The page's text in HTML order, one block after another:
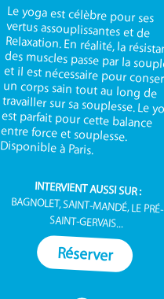
Le yoga est célèbre pour ses
vertus assouplissantes et de
Relaxation. En réalité, la résistance
des muscles passe par la souplesse
et il est nécessaire pour conserver
un corps sain tout au long de
travailler sur sa souplesse. Le yoga
est parfait pour cette balance
entre force et souplesse.
Disponible à Paris.
INTERVIENT AUSSI SUR :
BAGNOLET, SAINT-MANDÉ, LE PRÉ-
SAINT-GERVAIS...
Réserver